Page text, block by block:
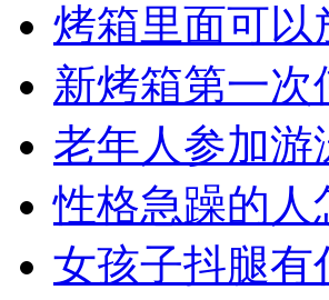
烤箱里面可以
新烤箱第一次
老年人参加游
性格急躁的人
女孩子抖腿有